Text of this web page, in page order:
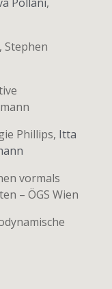
, Stephen
Phillips, Itta
vormals
– ÖGS Wien